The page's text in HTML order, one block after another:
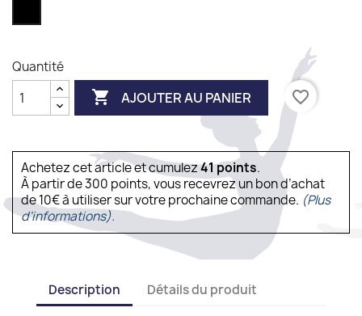
Quantité
 AJOUTER AU PANIER favorite_border
Achetez cet article et cumulez41points.
À partir de 300 points, vous recevrez un bon d’achat
de 10€ à utiliser sur votre prochaine commande. (Plus
d'informations).
Description Détails du produit